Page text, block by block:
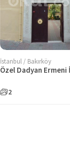
İstanbul / Bakırköy
Özel Dadyan
2